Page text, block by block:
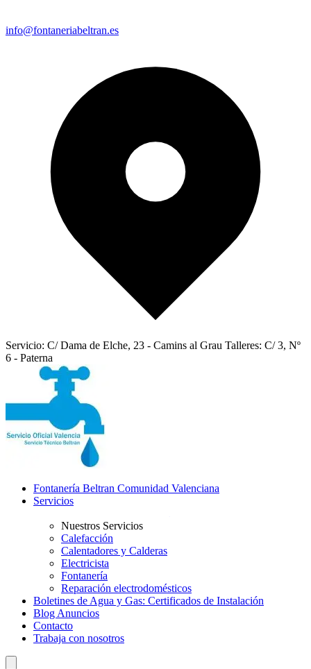
info@fontaneriabeltran.es
Servicio: C/ Dama de Elche, 23 - Camins al Grau Talleres: C/ 3, Nº
6 - Paterna
Fontanería Beltran Comunidad Valenciana
Servicios
Nuestros Servicios
Calefacción
Calentadores y Calderas
Electricista
Fontanería
Reparación electrodomésticos
Boletines de Agua y Gas: Certificados de Instalación
Blog Anuncios
Contacto
Trabaja con nosotros